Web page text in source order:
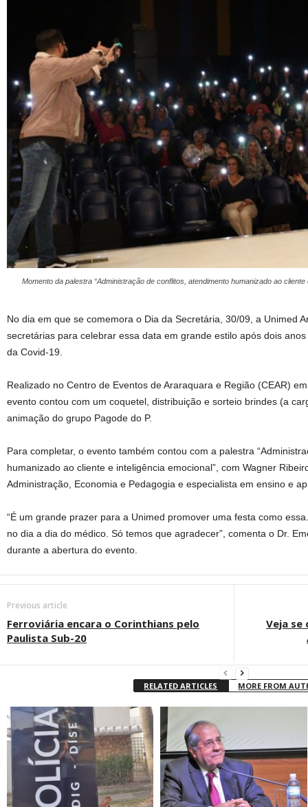
Momento da palestra “Administração de conflitos, atendimento humanizado ao
No dia em que se comemora o Dia da Secretária, 30/09, a Unimed
secretárias para celebrar essa data em grande estilo após dois
da Covid-19.
Realizado no Centro de Eventos de Araraquara e Região (CEAR)
evento contou com um coquetel, distribuição e sorteio brindes (a
animação do grupo Pagode do P.
Para completar, o evento também contou com a palestra
humanizado ao cliente e inteligência emocional”, com Wagner
Administração, Economia e Pedagogia e especialista em ensino e
“É um grande prazer para a Unimed promover uma festa como
no dia a dia do médico. Só temos que agradecer”, comenta o Dr.
durante a abertura do evento.
Previous article
Ferroviária encara o Corinthians pelo
Paulista Sub-20
Veja
RELATED ARTICLES MORE FROM